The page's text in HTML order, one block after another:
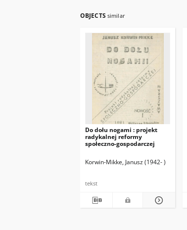
OBJECTS similar
Do dołu nogami : projekt
radykalnej reformy
społeczno-gospodarczej
Korwin-Mikke, Janusz (1942- )
tekst